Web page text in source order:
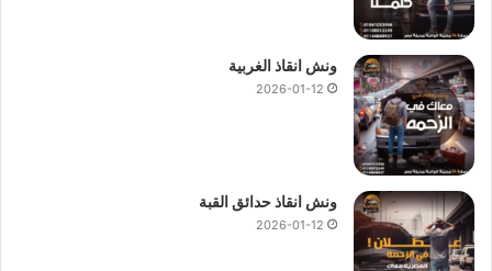
ونش انقاذ الغربية
2026-01-12
ونش انقاذ حدائق القبة
2026-01-12